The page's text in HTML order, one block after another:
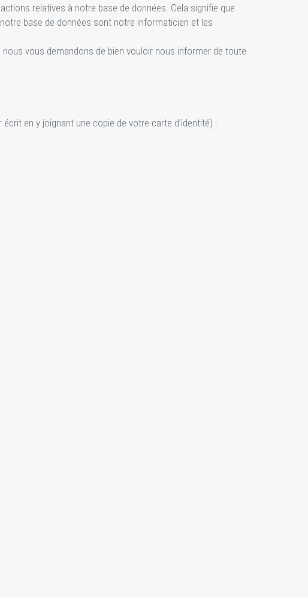
relatives à notre base de données. Cela signifie que
base de données sont notre informaticien et les
vous demandons de bien vouloir nous informer de toute
en y joignant une copie de votre carte d’identité) :